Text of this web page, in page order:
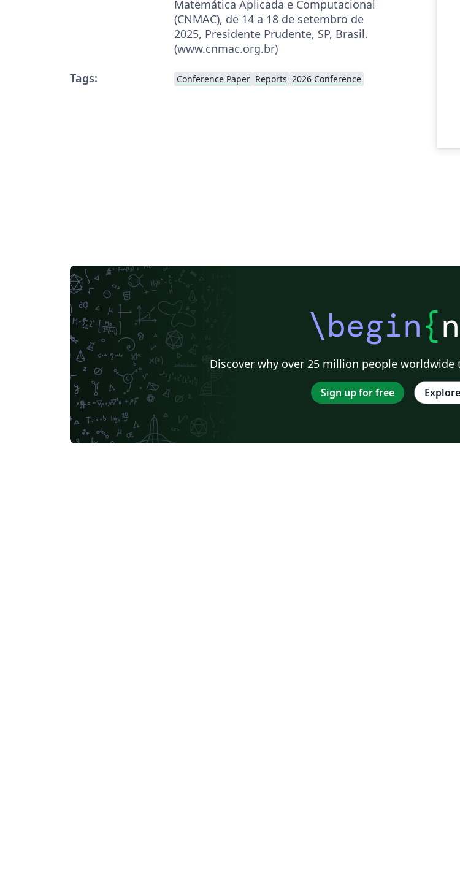
Matemática Aplicada e Computacional
(CNMAC), de 14 a 18 de setembro de
2025, Presidente Prudente, SP, Brasil.
(www.cnmac.org.br)
Tags:
Conference Paper Reports 2026 Conference
\begin{
Discover why over 25 million people
Sign up for free